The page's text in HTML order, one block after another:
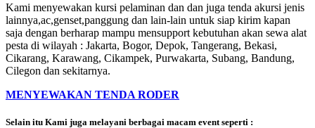
Kami menyewakan kursi pelaminan dan dan juga tenda akursi jenis
lainnya,ac,genset,panggung dan lain-lain untuk siap kirim kapan
saja dengan berharap mampu mensupport kebutuhan akan sewa alat
pesta di wilayah : Jakarta, Bogor, Depok, Tangerang, Bekasi,
Cikarang, Karawang, Cikampek, Purwakarta, Subang, Bandung,
Cilegon dan sekitarnya.
MENYEWAKAN TENDA RODER
Selain itu Kami juga melayani berbagai macam event seperti :